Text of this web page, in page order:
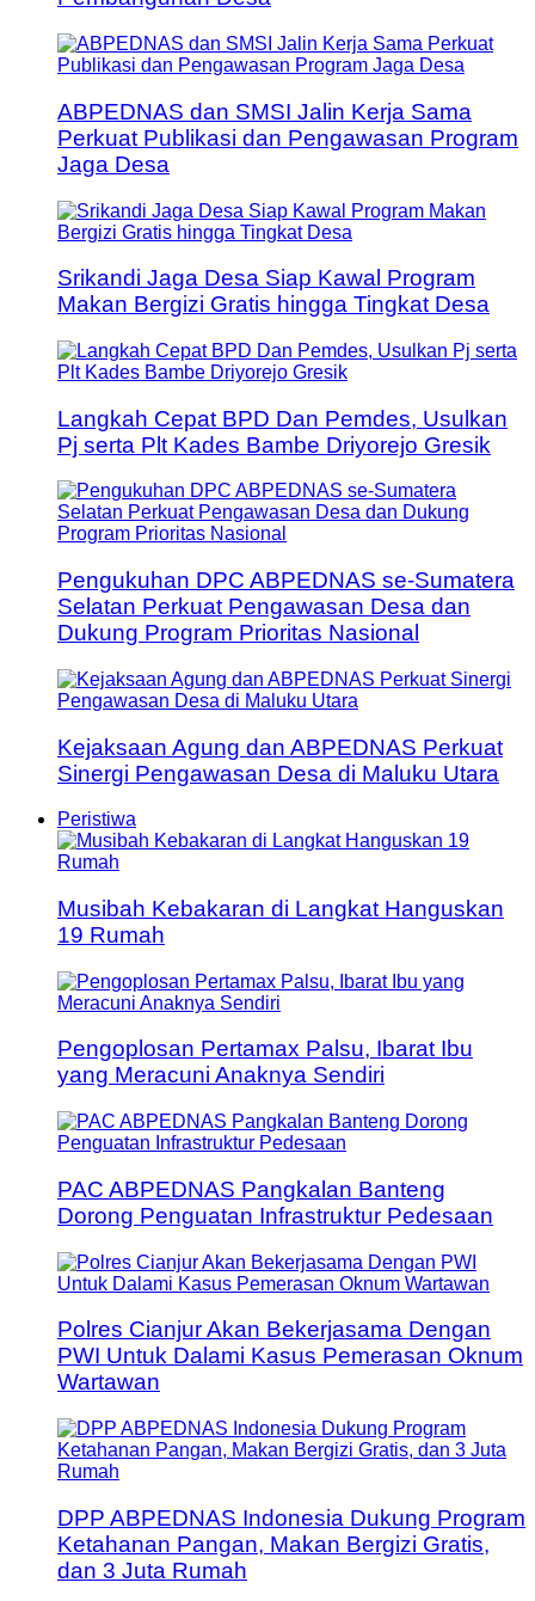
ABPEDNAS dan SMSI Jalin Kerja Sama
Perkuat Publikasi dan Pengawasan Program
Jaga Desa
Srikandi Jaga Desa Siap Kawal Program
Makan Bergizi Gratis hingga Tingkat Desa
Langkah Cepat BPD Dan Pemdes, Usulkan
Pj serta Plt Kades Bambe Driyorejo Gresik
Pengukuhan DPC ABPEDNAS se-Sumatera
Selatan Perkuat Pengawasan Desa dan
Dukung Program Prioritas Nasional
Kejaksaan Agung dan ABPEDNAS Perkuat
Sinergi Pengawasan Desa di Maluku Utara
Peristiwa
Musibah Kebakaran di Langkat Hanguskan
19 Rumah
Pengoplosan Pertamax Palsu, Ibarat Ibu
yang Meracuni Anaknya Sendiri
PAC ABPEDNAS Pangkalan Banteng
Dorong Penguatan Infrastruktur Pedesaan
Polres Cianjur Akan Bekerjasama Dengan
PWI Untuk Dalami Kasus Pemerasan Oknum
Wartawan
DPP ABPEDNAS Indonesia Dukung Program
Ketahanan Pangan, Makan Bergizi Gratis,
dan 3 Juta Rumah